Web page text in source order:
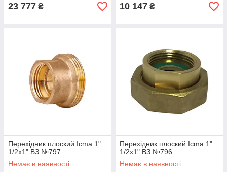
23 777 ₴ 10 147 ₴
Перехідник плоский Icma 1"
1/2х1" ВЗ №797
Немає в наявності
Перехідник плоский Icma 1"
1/2х1" ВЗ №796
Немає в наявності